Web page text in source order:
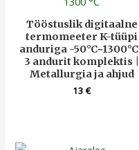
Tööstuslik digitaalne
termomeeter K-tüüpi
anduriga -50°C~1300°C |
3 andurit komplektis |
Metallurgia ja ahjud
13€